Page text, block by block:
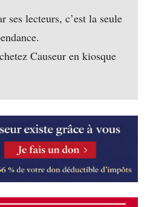
ses lecteurs, c’est la seule
Causeur en kiosque